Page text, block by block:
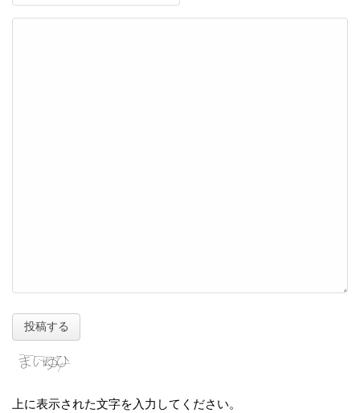
上に表示された文字を入力してください。